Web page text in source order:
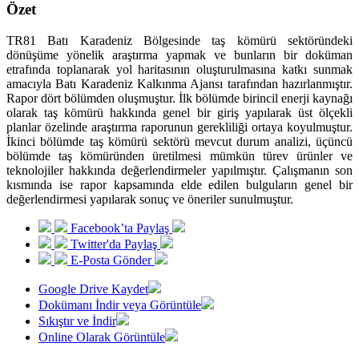
Özet
TR81 Batı Karadeniz Bölgesinde taş kömürü sektöründeki
dönüşüme yönelik araştırma yapmak ve bunların bir doküman
etrafında toplanarak yol haritasının oluşturulmasına katkı sunmak
amacıyla Batı Karadeniz Kalkınma Ajansı tarafından hazırlanmıştır.
Rapor dört bölümden oluşmuştur. İlk bölümde birincil enerji kaynağı
olarak taş kömürü hakkında genel bir giriş yapılarak üst ölçekli
planlar özelinde araştırma raporunun gerekliliği ortaya koyulmuştur.
İkinci bölümde taş kömürü sektörü mevcut durum analizi, üçüncü
bölümde taş kömüründen üretilmesi mümkün türev ürünler ve
teknolojiler hakkında değerlendirmeler yapılmıştır. Çalışmanın son
kısmında ise rapor kapsamında elde edilen bulguların genel bir
değerlendirmesi yapılarak sonuç ve öneriler sunulmuştur.
Facebook’ta Paylaş
Twitter'da Paylaş
E-Posta Gönder
Google Drive Kaydet
Dokümanı İndir veya Görüntüle
Sıkıştır ve İndir
Online Olarak Görüntüle